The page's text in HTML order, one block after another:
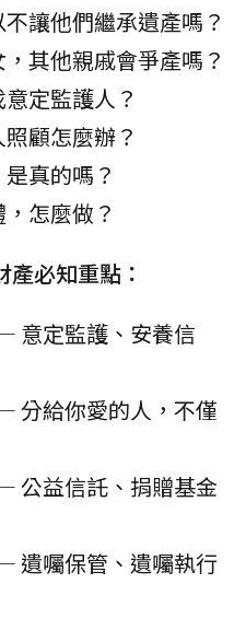
讓他們繼承遺產嗎？
其他親戚會爭產嗎？
定監護人？
顧怎麼辦？
真的嗎？
怎麼做？
必知重點：
意定監護、安養信
分給你愛的人，不僅
公益信託、捐贈基金
遺囑保管、遺囑執行